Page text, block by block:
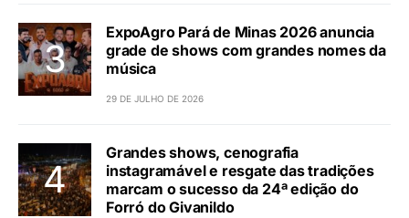
ExpoAgro Pará de Minas 2026 anuncia
grade de shows com grandes nomes da
música
29 DE JULHO DE 2026
Grandes shows, cenografia
instagramável e resgate das tradições
marcam o sucesso da 24ª edição do
Forró do Givanildo